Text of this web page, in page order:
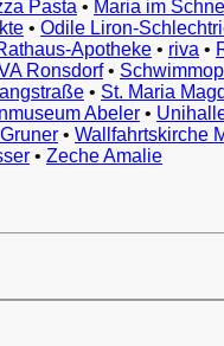
Pasta • Maria im
• Odile Liron-
Apotheke • riva •
Ronsdorf•
• St. Maria
Abeler •
• Wallfahrtskirche
• Zeche Amalie